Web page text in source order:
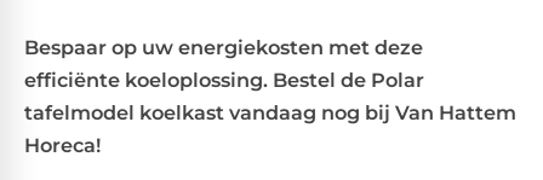
Bespaar op uw energiekosten met deze
efficiënte koeloplossing. Bestel de Polar
tafelmodel koelkast vandaag nog bij Van Hattem
Horeca!